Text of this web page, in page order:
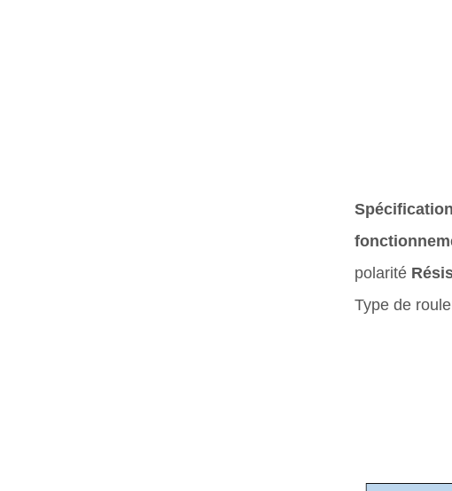
polarité
Type de